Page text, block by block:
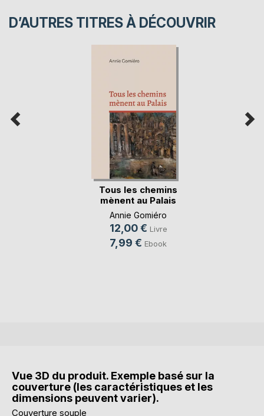
D’AUTRES TITRES À DÉCOUVRIR
Tous les chemins
mènent au Palais
Annie Gomiéro
12,00 € Livre
7,99 € Ebook
Vue 3D du produit. Exemple basé sur la
couverture (les caractéristiques et les
dimensions peuvent varier).
Couverture souple